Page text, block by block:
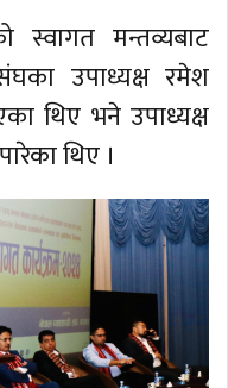
स्वागत मन्तव्यबाट
उपाध्यक्ष रमेश
थिए भने उपाध्यक्ष
थिए ।